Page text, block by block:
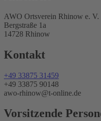
AWO Ortsverein Rhinow e. V.
Bergstraße 1a
14728 Rhinow
Kontakt
+49 33875 31459
+49 33875 90148
awo-rhinow@t-online.de
Vorsitzende